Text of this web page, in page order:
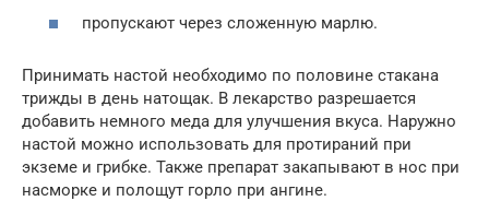
пропускают через сложенную марлю.
Принимать настой необходимо по половине стакана
трижды в день натощак. В лекарство разрешается
добавить немного меда для улучшения вкуса. Наружно
настой можно использовать для протираний при
экземе и грибке. Также препарат закапывают в нос при
насморке и полощут горло при ангине.